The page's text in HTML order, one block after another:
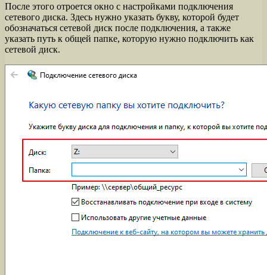
После этого отроется окно с настройками подключения
сетевого диска. Здесь нужно указать букву, которой будет
обозначаться сетевой диск после подключения, а также
указать путь к общей папке, которую нужно подключить как
сетевой диск.